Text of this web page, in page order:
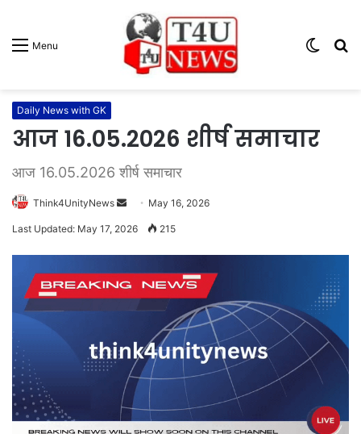
Menu
Switch
Daily News with GK
आज 16.05.2026 शीर्ष समाचार
आज 16.05.2026 शीर्ष समाचार
Think4UnityNews
a
n
a
i
May 16, 2026
Last Updated: May 17, 2026 215